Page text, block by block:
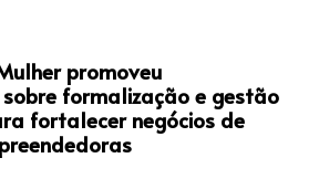
promoveu
formalização e gestão
fortalecer negócios de